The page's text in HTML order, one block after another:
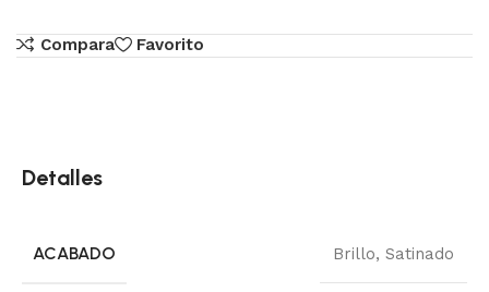
Compara Favorito
Detalles
ACABADO Brillo, Satinado